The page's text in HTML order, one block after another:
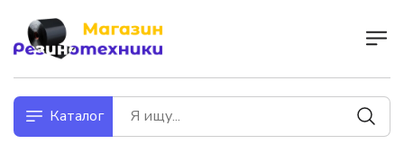
Каталог